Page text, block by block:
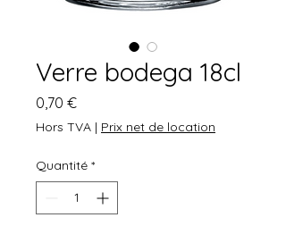
Verre bodega 18cl
0,70 €Prix
Hors TVA | Prix net de location
Quantité *